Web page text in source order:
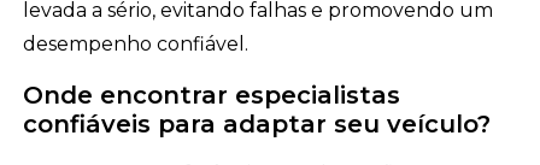
levada a sério, evitando falhas e promovendo um
desempenho confiável.
Onde encontrar especialistas
confiáveis para adaptar seu veículo?